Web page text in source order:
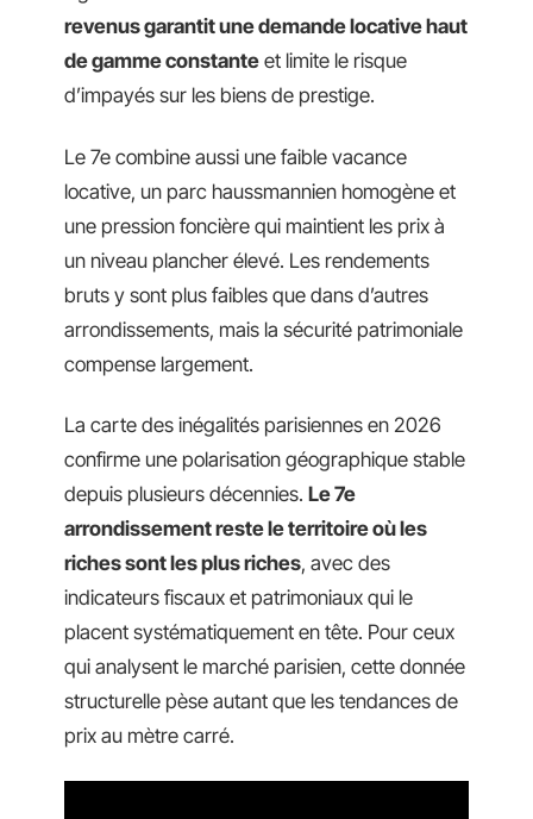
revenus garantit une demande locative haut
de gamme constante et limite le risque
d’impayés sur les biens de prestige.
Le 7e combine aussi une faible vacance
locative, un parc haussmannien homogène et
une pression foncière qui maintient les prix à
un niveau plancher élevé. Les rendements
bruts y sont plus faibles que dans d’autres
arrondissements, mais la sécurité patrimoniale
compense largement.
La carte des inégalités parisiennes en 2026
confirme une polarisation géographique stable
depuis plusieurs décennies. Le 7e
arrondissement reste le territoire où les
riches sont les plus riches, avec des
indicateurs fiscaux et patrimoniaux qui le
placent systématiquement en tête. Pour ceux
qui analysent le marché parisien, cette donnée
structurelle pèse autant que les tendances de
prix au mètre carré.